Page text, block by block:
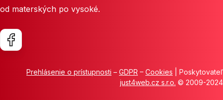
od materských po vysoké.
Prehlásenie o prístupnosti – GDPR – Cookies | Poskytovateľ
just4web.cz s.r.o. © 2009-2024